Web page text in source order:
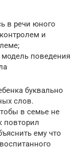
в речи юного
и
поведения
буквально
слов.
в семье не
повторил
ему что